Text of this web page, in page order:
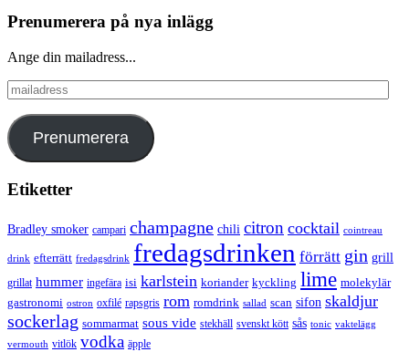
Prenumerera på nya inlägg
Ange din mailadress...
mailadress
Prenumerera
Etiketter
Bradley smoker campari champagne chili citron cocktail cointreau
drink efterrätt fredagsdrink fredagsdrinken förrätt gin grill
grillat hummer ingefära isi karlstein koriander kyckling lime molekylär
gastronomi ostron oxfilé rapsgris rom romdrink sallad scan sifon skaldjur
sockerlag sommarmat sous vide stekhäll svenskt kött sås tonic vaktelägg
vermouth vitlök vodka äpple